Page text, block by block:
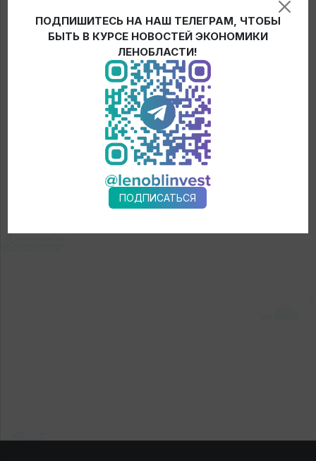
Компания НАО «Северная звезда» работает на
фармацевтическом рынке России более 25 лет. За это
время удалось построить современное производство
готовых лекарственных средств и оснастить его в
соответствии с мировыми стандартами GMP. Компания
производит свыше 60 наименований лекарственных
препаратов и более 120 ассортиментных позиций по
направлениям ― кардиология, неврология, урология,
гастроэнтерология и другим.
ПОДПИШИТЕСЬ НА НАШ ТЕЛЕГРАМ, ЧТОБЫ
БЫТЬ В КУРСЕ НОВОСТЕЙ ЭКОНОМИКИ
ЛЕНОБЛАСТИ!
ПОДПИСАТЬСЯ